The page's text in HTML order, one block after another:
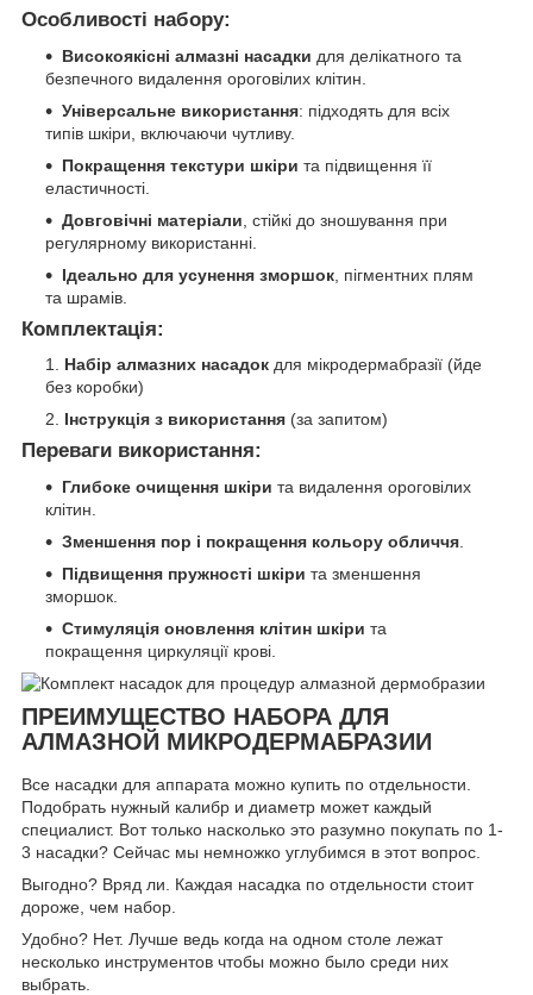
Особливості набору:
Високоякісні алмазні насадки для делікатного та
безпечного видалення ороговілих клітин.
Універсальне використання: підходять для всіх
типів шкіри, включаючи чутливу.
Покращення текстури шкіри та підвищення її
еластичності.
Довговічні матеріали , стійкі до зношування при
регулярному використанні.
Ідеально для усунення зморшок , пігментних плям
та шрамів.
Комплектація:
Набір алмазних насадок для мікродермабразії (йде
без коробки)
Інструкція з використання (за запитом)
Переваги використання:
Глибоке очищення шкіри та видалення ороговілих
клітин.
Зменшення пор і покращення кольору обличчя
Підвищення пружності шкіри та зменшення
зморшок.
Стимуляція оновлення клітин шкіри та
покращення циркуляції крові.
ПРЕИМУЩЕСТВО НАБОРА ДЛЯ
АЛМАЗНОЙ МИКРОДЕРМАБРАЗИИ
Все насадки для аппарата можно купить по отдельности.
Подобрать нужный калибр и диаметр может каждый
специалист. Вот только насколько это разумно покупать по 1-
3 насадки? Сейчас мы немножко углубимся в этот вопрос.
Выгодно? Вряд ли. Каждая насадка по отдельности стоит
дороже, чем набор.
Удобно? Нет. Лучше ведь когда на одном столе лежат
несколько инструментов чтобы можно было среди них
выбрать.